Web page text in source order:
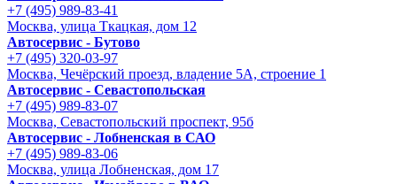
+7 (495) 989-83-41
Москва, улица Ткацкая, дом 12
Автосервис - Бутово
+7 (495) 320-03-97
Москва, Чечёрский проезд, владение 5А, строение 1
Автосервис - Cевастопольская
+7 (495) 989-83-07
Москва, Севастопольский проспект, 95б
Автосервис - Лобненская в САО
+7 (495) 989-83-06
Москва, улица Лобненская, дом 17